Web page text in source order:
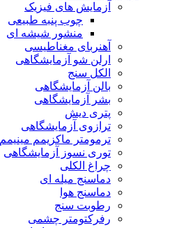
آزمایش های فیزیک
چوب پنبه طبیعی
منشور شیشه ای
آهنربای مغناطیسی
ارلن شو آزمایشگاهی
الکل سنج
بالن آزمایشگاهی
بشر آزمایشگاهی
پتری دیش
ترازوی آزمایشگاهی
ترمومتر ماکزیمم مینیمم
توری نسوز آزمایشگاهی
چراغ الکلی
دماسنج میله ای
دماسنج هوا
رطوبت سنج
رفرکتومتر چشمی